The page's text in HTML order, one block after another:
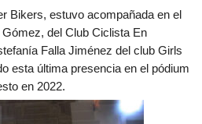
Bikers, estuvo acompañada en el
del Club Ciclista En
Falla Jiménez del club Girls
esta última presencia en el pódium
en 2022.